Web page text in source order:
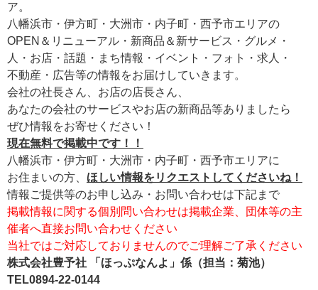
ア。
八幡浜市・伊方町・大洲市・内子町・西予市エリアの
OPEN＆リニューアル・新商品＆新サービス・グルメ・
人・お店・話題・まち情報・イベント・フォト・求人・
不動産・広告等の情報をお届けしていきます。
会社の社長さん、お店の店長さん、
あなたの会社のサービスやお店の新商品等ありましたら
ぜひ情報をお寄せください！
現在無料で掲載中です！！
八幡浜市・伊方町・大洲市・内子町・西予市エリアに
お住まいの方、 ほしい情報をリクエストしてくださいね！
情報ご提供等のお申し込み・お問い合わせは下記まで
掲載情報に関する個別問い合わせは掲載企業、団体等の主
催者へ直接お問い合わせください
当社ではご対応しておりませんのでご理解ご了承ください
株式会社豊予社 「ほっぷなんよ」係（担当：菊池）
TEL0894-22-0144